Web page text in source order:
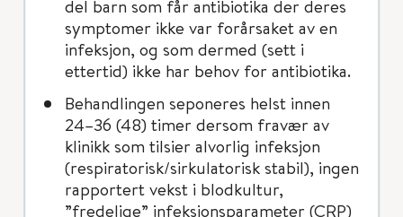
del barn som får antibiotika der deres
symptomer ikke var forårsaket av en
infeksjon, og som dermed (sett i
ettertid) ikke har behov for antibiotika.
Behandlingen seponeres helst innen
24–36 (48) timer dersom fravær av
klinikk som tilsier alvorlig infeksjon
(respiratorisk/sirkulatorisk stabil), ingen
rapportert vekst i blodkultur,
”fredelige” infeksjonsparameter (CRP)